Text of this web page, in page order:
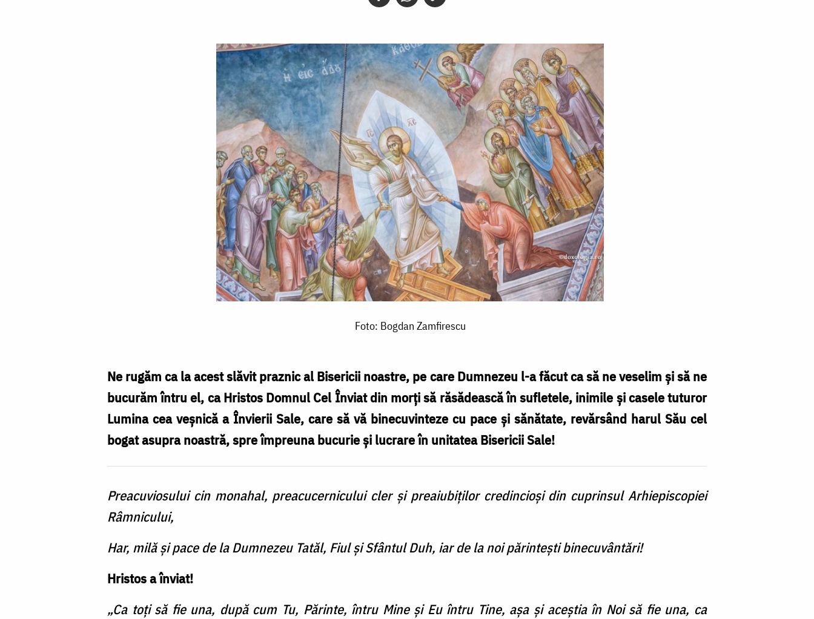
Foto: Bogdan Zamfirescu
Ne rugăm ca la acest slăvit praznic al Bisericii noastre, pe care Dumnezeu l-a făcut ca să ne veselim și să ne
bucurăm întru el, ca Hristos Domnul Cel Înviat din morți să răsădească în sufletele, inimile și casele tuturor
Lumina cea veșnică a Învierii Sale, care să vă binecuvinteze cu pace și sănătate, revărsând harul Său cel
bogat asupra noastră, spre împreuna bucurie și lucrare în unitatea Bisericii Sale!
Preacuviosului cin monahal, preacucernicului cler și preaiubiților credincioși din cuprinsul Arhiepiscopiei
Râmnicului,
Har, milă și pace de la Dumnezeu Tatăl, Fiul și Sfântul Duh, iar de la noi părintești binecuvântări!
Hristos a înviat!
„Ca toţi să fie una, după cum Tu, Părinte, întru Mine şi Eu întru Tine, aşa şi aceştia în Noi să fie una, ca